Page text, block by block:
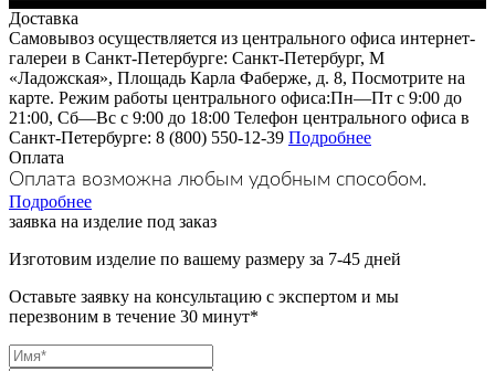
Доставка
Самовывоз осуществляется из центрального офиса интернет-
галереи в Санкт-Петербурге: Санкт-Петербург, М
«Ладожская», Площадь Карла Фаберже, д. 8, Посмотрите на
карте. Режим работы центрального офиса:Пн—Пт с 9:00 до
21:00, Сб—Вс с 9:00 до 18:00 Телефон центрального офиса в
Санкт-Петербурге: 8 (800) 550-12-39 Подробнее
Оплата
Оплата возможна любым удобным способом.
Подробнее
заявка на изделие под заказ
Изготовим изделие по вашему размеру за 7-45 дней
Оставьте заявку на консультацию с экспертом и мы
перезвоним в течение 30 минут*